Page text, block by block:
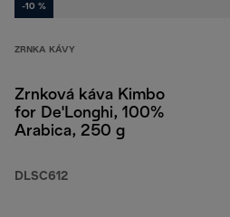
-10 %
ZRNKA KÁVY
Zrnková káva Kimbo
for De'Longhi, 100%
Arabica, 250 g
DLSC612